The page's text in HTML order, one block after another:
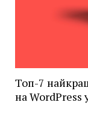
Топ-7
на WordPress